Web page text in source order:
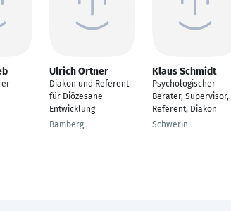
Ulrich Ortner
Diakon und Referent
für Diözesane
Entwicklung
Bamberg
Klaus Schmidt
Psychologischer
Berater, Supervisor,
Referent, Diakon
Schwerin